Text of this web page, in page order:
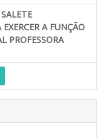
A FUNÇÃO
PROFESSORA